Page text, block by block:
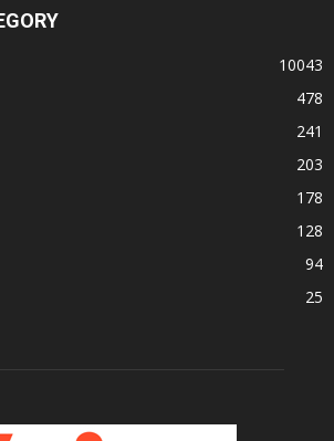
10043
478
241
203
178
128
94
25